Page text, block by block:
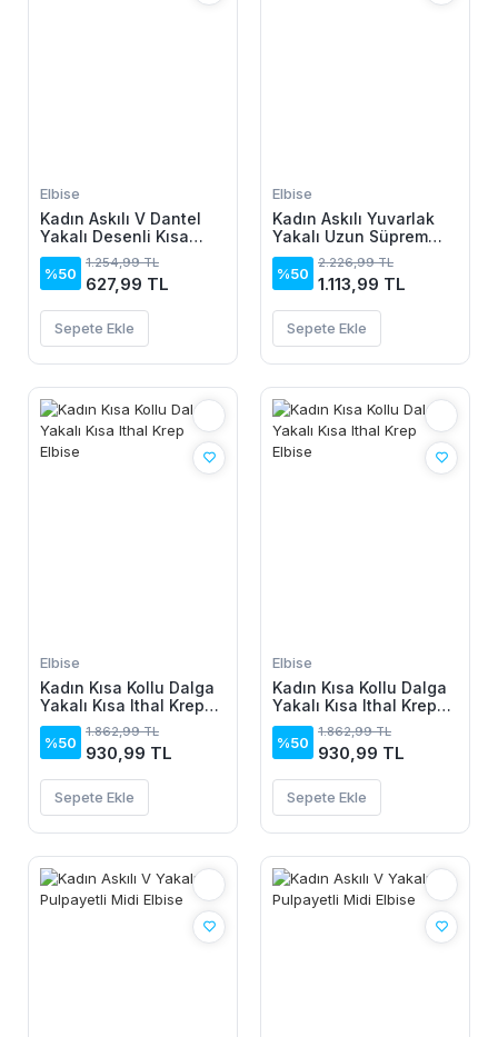
Elbise
Kadın Askılı V Dantel
Yakalı Desenli Kısa
Elbise
%50
1.254,99 TL
627,99 TL
Sepete Ekle
Elbise
Kadın Askılı Yuvarlak
Yakalı Uzun Süprem
Elbise
%50
2.226,99 TL
1.113,99 TL
Sepete Ekle
Elbise
Kadın Kısa Kollu Dalga
Yakalı Kısa Ithal Krep
Elbise
%50
1.862,99 TL
930,99 TL
Sepete Ekle
Elbise
Kadın Kısa Kollu Dalga
Yakalı Kısa Ithal Krep
Elbise
%50
1.862,99 TL
930,99 TL
Sepete Ekle